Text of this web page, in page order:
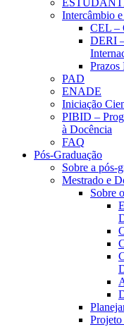
Intercâmbio
CEL –
DERI
Prazos
PAD
ENADE
Iniciação
PIBID –
à Docência
FAQ
Pós-Graduação
Sobre a pós-
Mestrado e
Sobre